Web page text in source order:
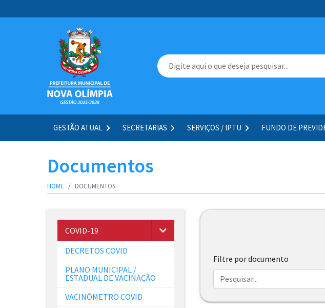
GESTÃO ATUAL SECRETARIAS SERVIÇOS / IPTU FUNDO DE
Documentos
HOME DOCUMENTOS
COVID-19
DECRETOS COVID
PLANO MUNICIPAL /
ESTADUAL DE VACINAÇÃO
VACINÔMETRO COVID
Filtre por documento